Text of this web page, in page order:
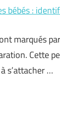
bébés :
marqués
Cette
s’attacher …